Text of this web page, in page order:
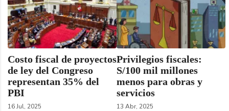
Costo fiscal de proyectos
de ley del Congreso
representan 35% del
PBI
16 Jul, 2025
Privilegios fiscales:
S/100 mil millones
menos para obras y
servicios
13 Abr, 2025